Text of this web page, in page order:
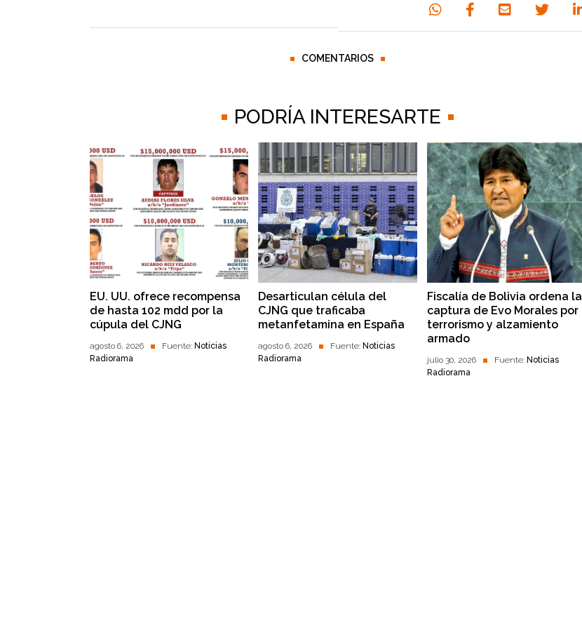
COMENTARIOS
PODRÍA INTERESARTE
EU. UU. ofrece recompensa
de hasta 102 mdd por la
cúpula del CJNG
agosto 6, 2026 Fuente: Noticias
Radiorama
Desarticulan célula del
CJNG que traficaba
metanfetamina en España
agosto 6, 2026 Fuente: Noticias
Radiorama
Fiscalía de Bolivia ordena la
captura de Evo Morales por
terrorismo y alzamiento
armado
julio 30, 2026 Fuente: Noticias
Radiorama